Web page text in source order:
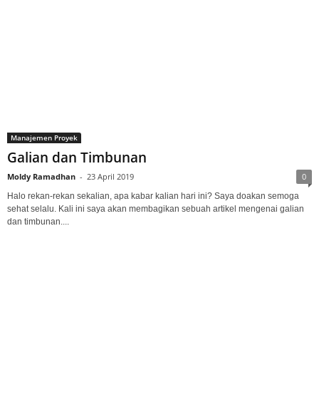
Manajemen Proyek
Galian dan Timbunan
Moldy Ramadhan - 23 April 2019 0
Halo rekan-rekan sekalian, apa kabar kalian hari ini? Saya doakan semoga
sehat selalu. Kali ini saya akan membagikan sebuah artikel mengenai galian
dan timbunan....